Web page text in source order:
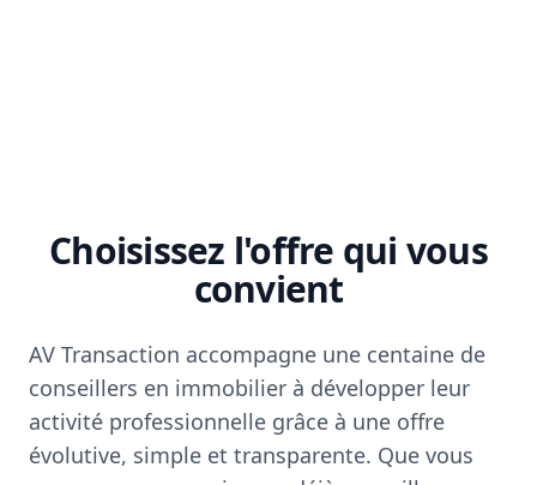
Choisissez l'offre qui vous
convient
AV Transaction accompagne une centaine de
conseillers en immobilier à développer leur
activité professionnelle grâce à une offre
évolutive, simple et transparente. Que vous